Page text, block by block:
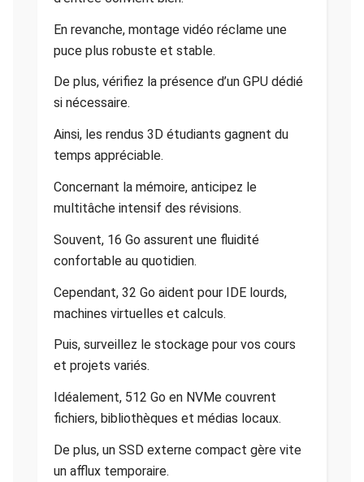
En revanche, montage vidéo réclame une
puce plus robuste et stable.
De plus, vérifiez la présence d’un GPU dédié
si nécessaire.
Ainsi, les rendus 3D étudiants gagnent du
temps appréciable.
Concernant la mémoire, anticipez le
multitâche intensif des révisions.
Souvent, 16 Go assurent une fluidité
confortable au quotidien.
Cependant, 32 Go aident pour IDE lourds,
machines virtuelles et calculs.
Puis, surveillez le stockage pour vos cours
et projets variés.
Idéalement, 512 Go en NVMe couvrent
fichiers, bibliothèques et médias locaux.
De plus, un SSD externe compact gère vite
un afflux temporaire.